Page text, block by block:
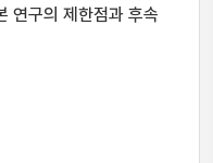
연구의 제한점과 후속